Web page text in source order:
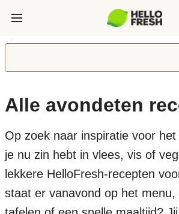
Alle avondeten
Op zoek naar inspiratie voor
je nu zin hebt in vlees, vis of
lekkere HelloFresh-recepten
staat er vanavond op het menu,